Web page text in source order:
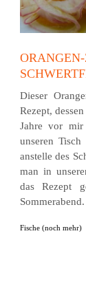
Dieser
Rezept,
Jahre vor mir
unseren
anstelle des
man in
das Rezept
Sommerabend.
Fische (noch mehr)